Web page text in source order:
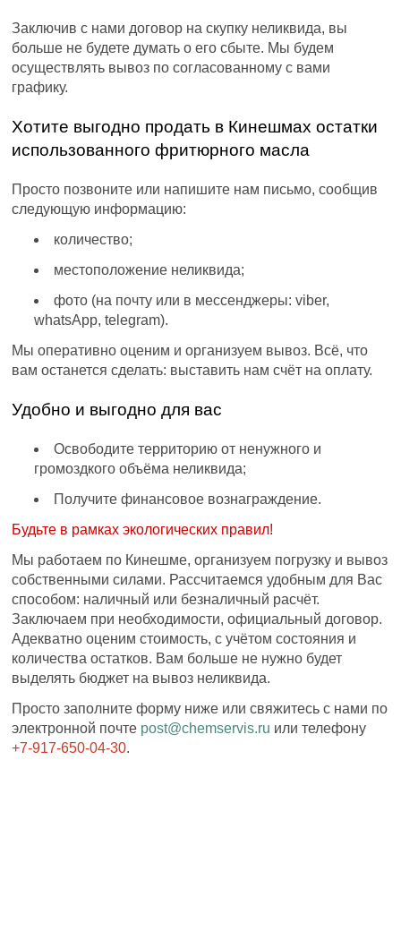
Заключив с нами договор на скупку неликвида, вы
больше не будете думать о его сбыте. Мы будем
осуществлять вывоз по согласованному с вами
графику.
Хотите выгодно продать в Кинешмах остатки
использованного фритюрного масла
Просто позвоните или напишите нам письмо, сообщив
следующую информацию:
количество;
местоположение неликвида;
фото (на почту или в мессенджеры: viber,
whatsApp, telegram).
Мы оперативно оценим и организуем вывоз. Всё, что
вам останется сделать: выставить нам счёт на оплату.
Удобно и выгодно для вас
Освободите территорию от ненужного и
громоздкого объёма неликвида;
Получите финансовое вознаграждение.
Будьте в рамках экологических правил!
Мы работаем по Кинешме, организуем погрузку и вывоз
собственными силами. Рассчитаемся удобным для Вас
способом: наличный или безналичный расчёт.
Заключаем при необходимости, официальный договор.
Адекватно оценим стоимость, с учётом состояния и
количества остатков. Вам больше не нужно будет
выделять бюджет на вывоз неликвида.
Просто заполните форму ниже или свяжитесь с нами по
электронной почте post@chemservis.ru или телефону
+7-917-650-04-30.